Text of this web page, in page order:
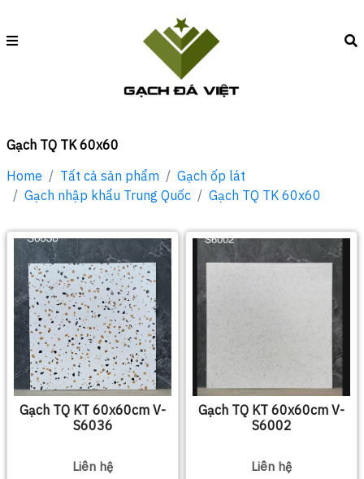
Gạch TQ TK 60x60
Home
Tất cả sản phẩm
Gạch ốp lát
Gạch nhập khẩu Trung Quốc
Gạch TQ TK 60x60
Gạch TQ KT 60x60cm V-
S6036
Liên hệ
Gạch TQ KT 60x60cm V-
S6002
Liên hệ